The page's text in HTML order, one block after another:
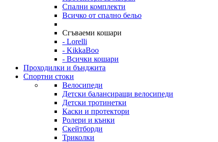
Спални комплекти
Всичко от спално бельо
Сгъваеми кошари
- Lorelli
- KikkaBoo
- Всички кошари
Проходилки и бънджита
Спортни стоки
Велосипеди
Детски балансиращи велосипеди
Детски тротинетки
Каски и протектори
Ролери и кънки
Скейтборди
Триколки